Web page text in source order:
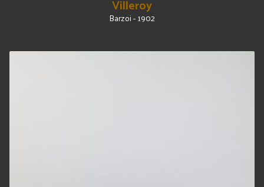
Villeroy
Barzoi - 1902